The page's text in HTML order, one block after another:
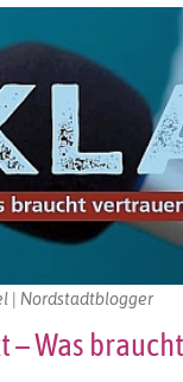
– Was
| Nordstadtblogger